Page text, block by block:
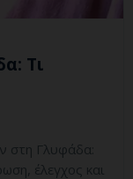
Τι
στη Γλυφάδα:
έλεγχος και